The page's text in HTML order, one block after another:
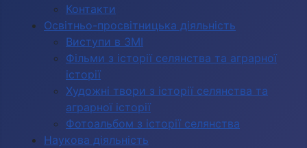
Контакти
Освітньо-просвітницька діяльність
Виступи в ЗМІ
Фільми з історії селянства та аграрної
історії
Художні твори з історії селянства та
аграрної історії
Фотоальбом з історії селянства
Наукова діяльність